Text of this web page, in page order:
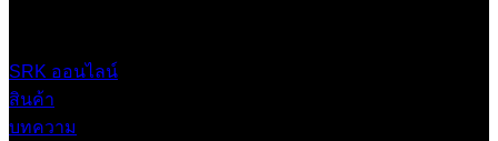
SRK ออนไลน์
สินค้า
บทความ